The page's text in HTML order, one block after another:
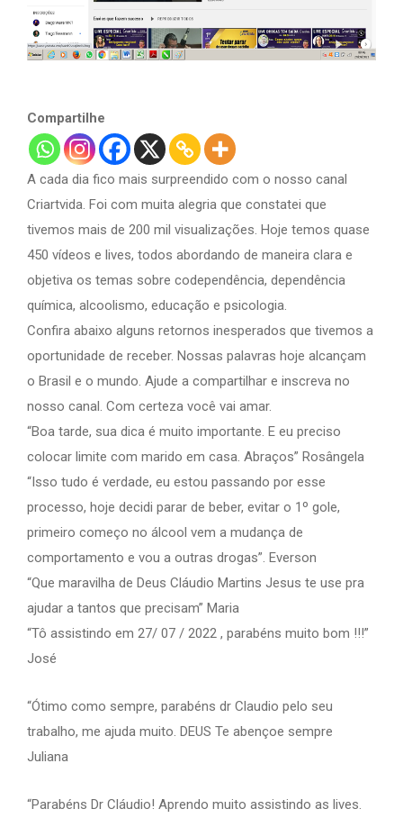
Compartilhe
A cada dia fico mais surpreendido com o nosso canal
Criartvida. Foi com muita alegria que constatei que
tivemos mais de 200 mil visualizações. Hoje temos quase
450 vídeos e lives, todos abordando de maneira clara e
objetiva os temas sobre codependência, dependência
química, alcoolismo, educação e psicologia.
Confira abaixo alguns retornos inesperados que tivemos a
oportunidade de receber. Nossas palavras hoje alcançam
o Brasil e o mundo. Ajude a compartilhar e inscreva no
nosso canal. Com certeza você vai amar.
“Boa tarde, sua dica é muito importante. E eu preciso
colocar limite com marido em casa. Abraços” Rosângela
“Isso tudo é verdade, eu estou passando por esse
processo, hoje decidi parar de beber, evitar o 1º gole,
primeiro começo no álcool vem a mudança de
comportamento e vou a outras drogas”. Everson
“Que maravilha de Deus Cláudio Martins Jesus te use pra
ajudar a tantos que precisam” Maria
“Tô assistindo em 27/ 07 / 2022 , parabéns muito bom !!!”
José
“Ótimo como sempre, parabéns dr Claudio pelo seu
trabalho, me ajuda muito. DEUS Te abençoe sempre
Juliana
“Parabéns Dr Cláudio! Aprendo muito assistindo as lives.